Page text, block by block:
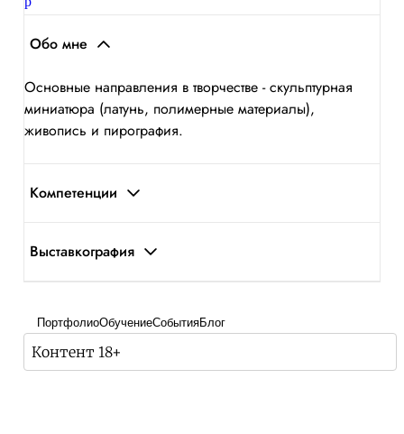
Обо мне
Основные направления в творчестве - скульптурная
миниатюра (латунь, полимерные материалы),
живопись и пирография.
Компетенции
Выставкография
ПортфолиоОбучениеСобытияБлог
Контент 18+